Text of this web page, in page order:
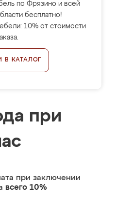
по Фрязино и всей
бесплатно!
10% от стоимости
В КАТАЛОГ
при
при заключении
всего 10%